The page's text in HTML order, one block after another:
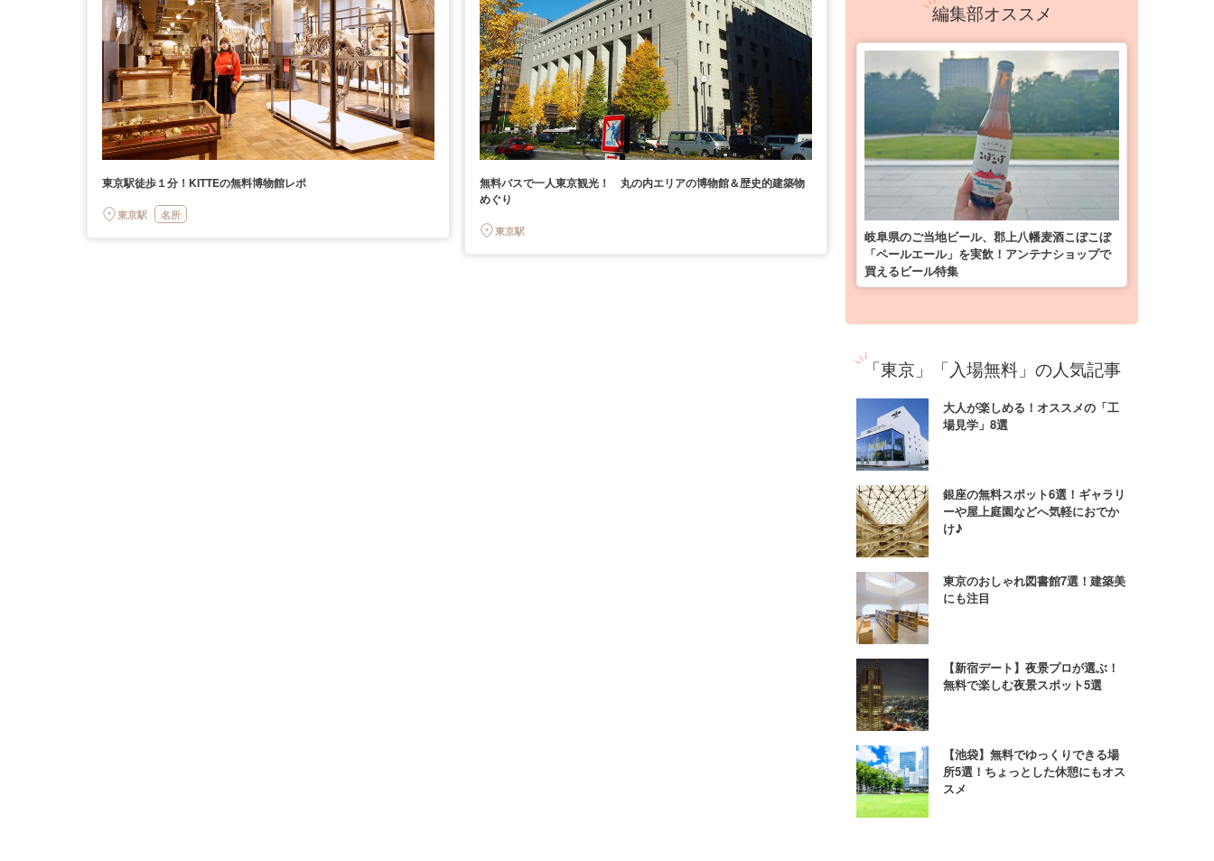
東京駅徒歩１分！KITTEの無料博物館レポ
東京駅 名所
無料バスで一人東京観光！ 丸の内エリアの博物館＆歴史的建築物
めぐり
東京駅
編集部オススメ
岐阜県のご当地ビール、郡上八幡麦酒こぼこぼ
「ペールエール」を実飲！アンテナショップで
買えるビール特集
「東京」「入場無料」の人気記事
大人が楽しめる！オススメの「工
場見学」8選
銀座の無料スポット6選！ギャラリ
ーや屋上庭園などへ気軽におでか
け♪
東京のおしゃれ図書館7選！建築美
にも注目
【新宿デート】夜景プロが選ぶ！
無料で楽しむ夜景スポット5選
【池袋】無料でゆっくりできる場
所5選！ちょっとした休憩にもオス
スメ